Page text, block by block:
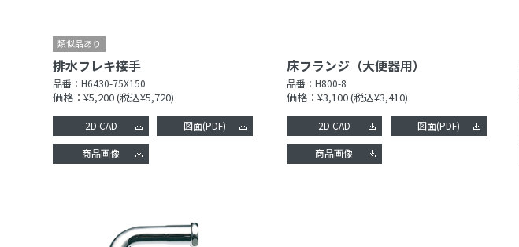
排水フレキ接手
品番：H6430-75X150
価格：¥5,200(税込¥5,720)
2D CAD 図面(PDF)
商品画像
床フランジ（大便器用）
品番： H800-8
価格：¥3,100(税込¥3,410)
2D CAD 図面(PDF)
商品画像